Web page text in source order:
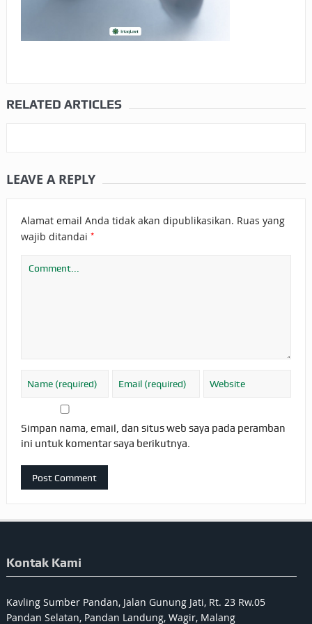
RELATED ARTICLES
LEAVE A REPLY
Alamat email Anda tidak akan dipublikasikan. Ruas yang
wajib ditandai *
Simpan nama, email, dan situs web saya pada peramban
ini untuk komentar saya berikutnya.
Kontak Kami
Kavling Sumber Pandan, Jalan Gunung Jati, Rt. 23 Rw.05
Pandan Selatan, Pandan Landung, Wagir, Malang